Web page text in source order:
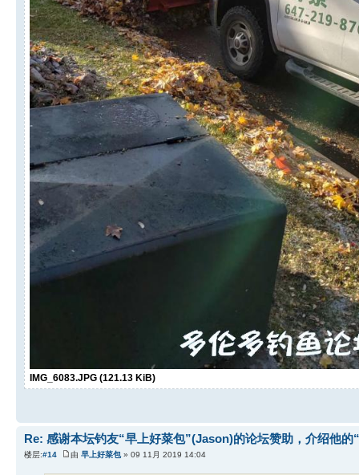
IMG_6083.JPG (121.13 KiB)
Re: 感谢本坛钓友“早上好菜包”(Jason)的论坛赞助，介绍他
楼层:#14 由 早上好菜包 » 09 11月 2019 14:04